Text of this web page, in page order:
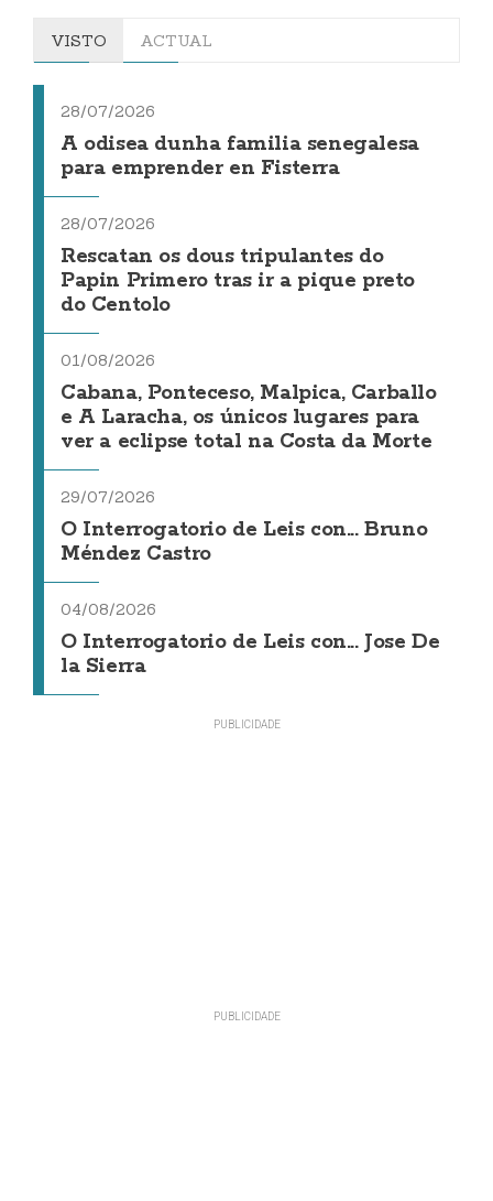
VISTO ACTUAL
28/07/2026
A odisea dunha familia senegalesa
para emprender en Fisterra
28/07/2026
Rescatan os dous tripulantes do
Papin Primero tras ir a pique preto
do Centolo
01/08/2026
Cabana, Ponteceso, Malpica, Carballo
e A Laracha, os únicos lugares para
ver a eclipse total na Costa da Morte
29/07/2026
O Interrogatorio de Leis con... Bruno
Méndez Castro
04/08/2026
O Interrogatorio de Leis con... Jose De
la Sierra